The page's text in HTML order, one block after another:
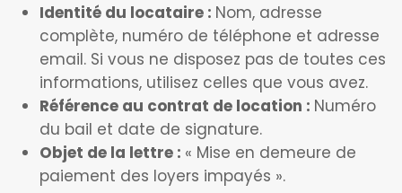
Identité du locataire : Nom, adresse
complète, numéro de téléphone et adresse
email. Si vous ne disposez pas de toutes ces
informations, utilisez celles que vous avez.
Référence au contrat de location : Numéro
du bail et date de signature.
Objet de la lettre : « Mise en demeure de
paiement des loyers impayés ».